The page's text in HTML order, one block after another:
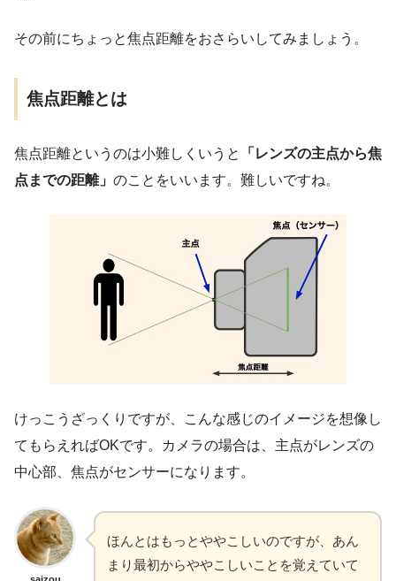
その前にちょっと焦点距離をおさらいしてみましょう。
焦点距離とは
焦点距離というのは小難しくいうと
「レンズの主点から焦
点までの距離」 のことをいいます。難しいですね。
けっこうざっくりですが、こんな感じのイメージを想像し
てもらえればOKです。カメラの場合は、主点がレンズの
中心部、焦点がセンサーになります。
ほんとはもっとややこしいのですが、あん
まり最初からややこしいことを覚えていて